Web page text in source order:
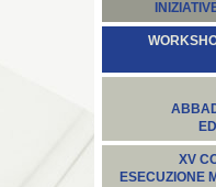
XV
ESECUZIONE